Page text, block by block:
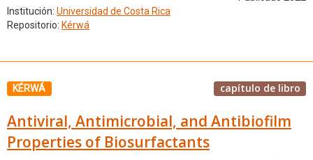
Institución: Universidad de Costa Rica
Repositorio: Kérwá
KÉRWÁ capítulo de libro
Antiviral, Antimicrobial, and Antibiofilm
Properties of Biosurfactants